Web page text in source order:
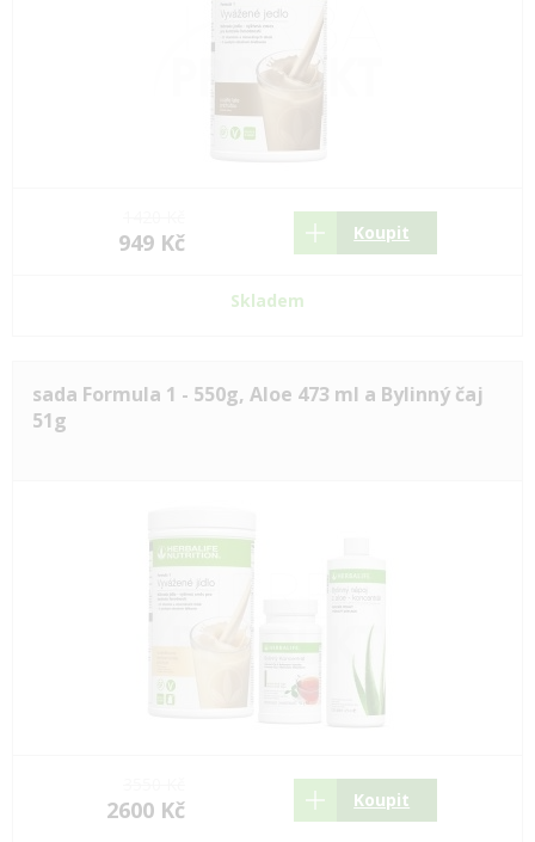
949 Kč Koupit
Skladem
sada Formula 1 - 550g, Aloe 473 ml a Bylinný čaj
51g
2600 Kč Koupit